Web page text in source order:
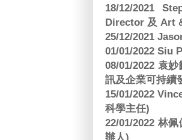
18/12/2021
Director 及 Art
25/12/2021
01/01/2022 Siu
08/01/2022 袁
訊及企業可持續
15/01/2022
科學主任)
22/01/2022 林
辦人)